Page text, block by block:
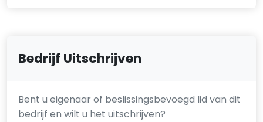
Bedrijf Uitschrijven
Bent u eigenaar of beslissingsbevoegd lid van dit
bedrijf en wilt u het uitschrijven?